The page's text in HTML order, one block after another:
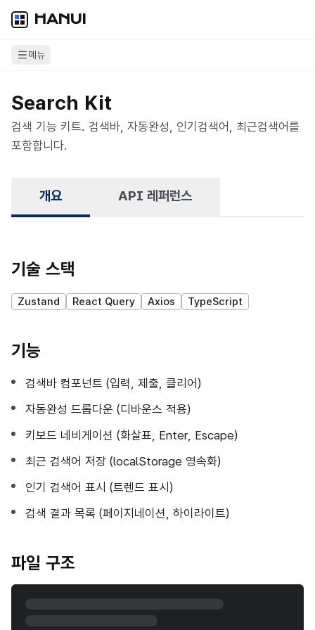
HANUI
메뉴
Search Kit
검색 기능 키트. 검색바, 자동완성, 인기검색어, 최근검색어를
포함합니다.
개요 API 레퍼런스
기술 스택
Zustand React Query Axios TypeScript
기능
검색바 컴포넌트 (입력, 제출, 클리어)
자동완성 드롭다운 (디바운스 적용)
키보드 네비게이션 (화살표, Enter, Escape)
최근 검색어 저장 (localStorage 영속화)
인기 검색어 표시 (트렌드 표시)
검색 결과 목록 (페이지네이션, 하이라이트)
파일 구조